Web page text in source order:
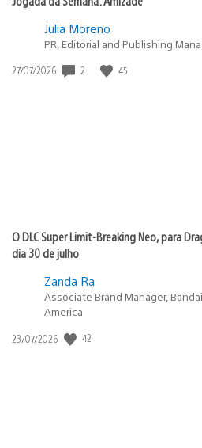
Julia Moreno
PR, Editorial and Publishing
Data
27/07/2026 2 45
O DLC Super Limit-Breaking Neo, para
dia 30 de julho
Zanda Ra
Associate Brand Manager,
America
Data
23/07/2026 42